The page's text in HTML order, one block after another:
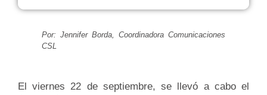
Por: Jennifer Borda, Coordinadora Comunicaciones
CSL
El viernes 22 de septiembre, se llevó a cabo el